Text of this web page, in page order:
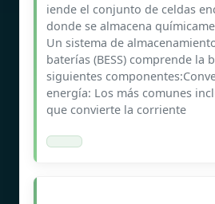
iende el conjunto de celdas
donde se almacena
Un sistema de
baterías (BESS) comprende la
siguientes
energía: Los más comunes
que convierte la corriente